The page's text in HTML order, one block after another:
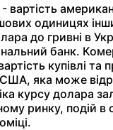
одиницях
до гривні в
банк.
купівлі та
яка може
курсу долара
ринку, подій в